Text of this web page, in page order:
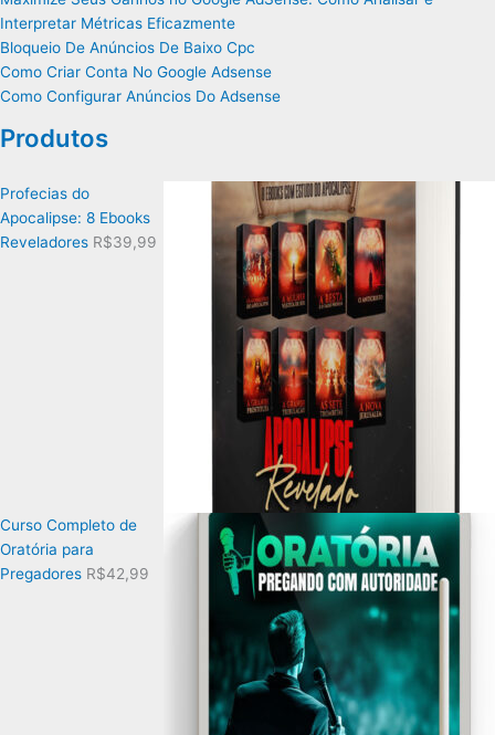
Interpretar Métricas Eficazmente
Bloqueio De Anúncios De Baixo Cpc
Como Criar Conta No Google Adsense
Como Configurar Anúncios Do Adsense
Produtos
Profecias do
Apocalipse: 8 Ebooks
Reveladores R$39,99
Curso Completo de
Oratória para
Pregadores R$42,99